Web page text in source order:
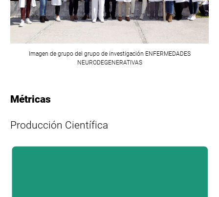
Imagen de grupo del grupo de investigación ENFERMEDADES
NEURODEGENERATIVAS
Métricas
Producción Científica
L